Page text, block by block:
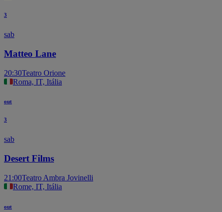
3
sab
Matteo Lane
20:30Teatro Orione
Roma, IT, Itália
out
3
sab
Desert Films
21:00Teatro Ambra Jovinelli
Rome, IT, Itália
out